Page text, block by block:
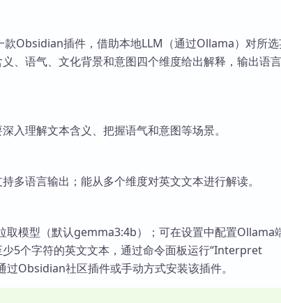
Obsidian插件，借助本地LLM（通过Ollama）对所选
、语气、文化背景和意图四个维度给出解释，输出语
入理解文本含义、把握语气和意图等场景。
多语言输出；能从多个维度对英文文本进行解读。
取模型（默认gemma3:4b）；可在设置中配置Ollama
5个字符的英文文本，通过命令面板运行“Interpret
Obsidian社区插件或手动方式安装该插件。